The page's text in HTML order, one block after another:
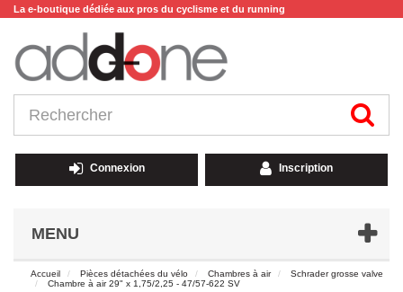
La e-boutique dédiée aux pros du cyclisme et du running
Connexion Inscription
MENU
Accueil Pièces détachées du vélo Chambres à air
Schrader grosse valve
Chambre à air 29" x 1,75/2,25 - 47/57-622 SV